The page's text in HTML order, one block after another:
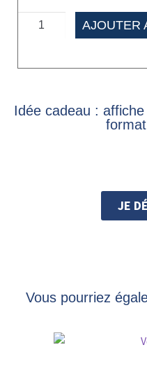
AJOUTER
Idée cadeau :
JE
Vous pourriez